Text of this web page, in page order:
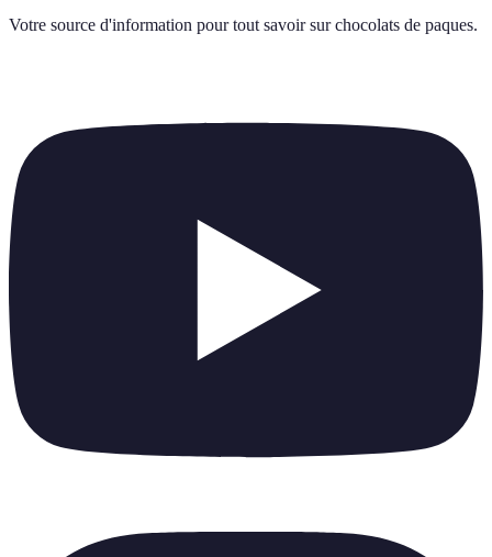
Votre source d'information pour tout savoir sur chocolats de paques.